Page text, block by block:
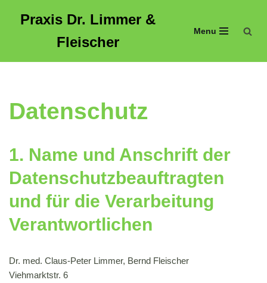
springen
Praxis Dr. Limmer &
Fleischer
Menu
Datenschutz
1. Name und Anschrift der
Datenschutzbeauftragten
und für die Verarbeitung
Verantwortlichen
Dr. med. Claus-Peter Limmer, Bernd Fleischer
Viehmarktstr. 6